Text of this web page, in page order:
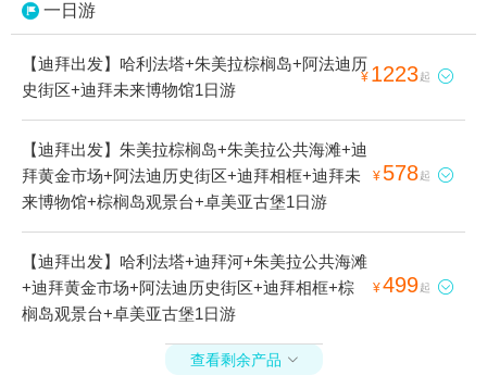
一日游
【迪拜出发】哈利法塔+朱美拉棕榈岛+阿法迪历
史街区+迪拜未来博物馆1日游
¥ 1223起 
【迪拜出发】朱美拉棕榈岛+朱美拉公共海滩+迪
拜黄金市场+阿法迪历史街区+迪拜相框+迪拜未
来博物馆+棕榈岛观景台+卓美亚古堡1日游
¥ 578起 
【迪拜出发】哈利法塔+迪拜河+朱美拉公共海滩
+迪拜黄金市场+阿法迪历史街区+迪拜相框+棕
榈岛观景台+卓美亚古堡1日游
¥499起 
查看剩余产品 